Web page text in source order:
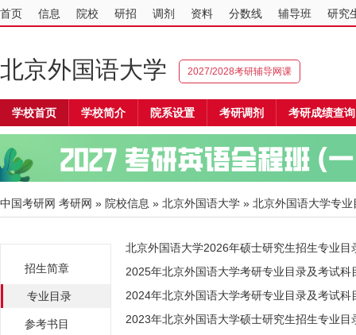
首页 信息 院校 研招 调剂 资料 分数线 辅导班 研究
北京外国语大学 2027/2028考研辅导网课
学校首页 学校简介 院系设置 考研调剂 考研成绩查询
中国考研网 考研网 » 院校信息 » 北京外国语大学 » 北京外国语大学专业
招生简章
专业目录
参考书目
北京外国语大学2026年硕士研究生招生专业目
2025年北京外国语大学考研专业目录及考试科
2024年北京外国语大学考研专业目录及考试科
2023年北京外国语大学硕士研究生招生专业目